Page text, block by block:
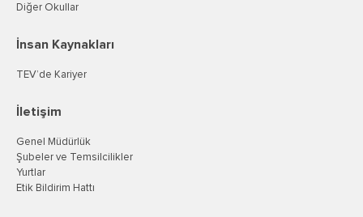
Diğer Okullar
İnsan Kaynakları
TEV’de Kariyer
İletişim
Genel Müdürlük
Şubeler ve Temsilcilikler
Yurtlar
Etik Bildirim Hattı